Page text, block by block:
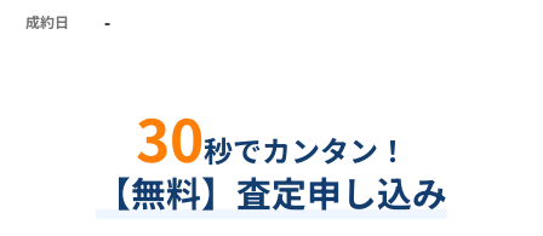
成約日
-
30秒でカンタン！
【無料】査定申し込み